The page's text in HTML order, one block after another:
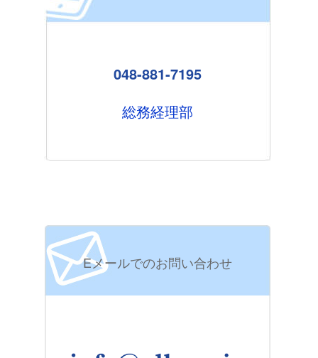
048-881-7195
総務経理部
Eメールでのお問い合わせ